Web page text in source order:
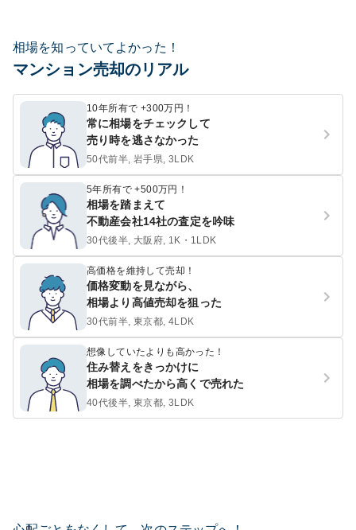
相場を知っていてよかった！
マンション売却のリアル
10年所有で +300万円！
常に相場をチェックして
売り時を逃さなかった
50代前半, 岩手県, 3LDK
5年所有で +500万円！
相場を踏まえて
不動産会社14社の査定を吟味
30代後半, 大阪府, 1K・1LDK
高価格を維持して売却！
価格変動を見ながら、
相場より高値売却を狙った
30代前半, 東京都, 4LDK
想像していたよりも高かった！
住み替えをきっかけに
相場を調べたから高くで売れた
40代後半, 東京都, 3LDK